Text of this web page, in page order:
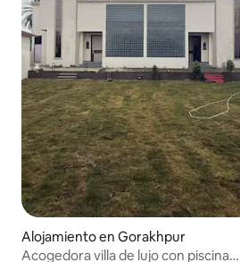
Alojamiento en Gorakhpur
Acogedora villa de lujo con piscina